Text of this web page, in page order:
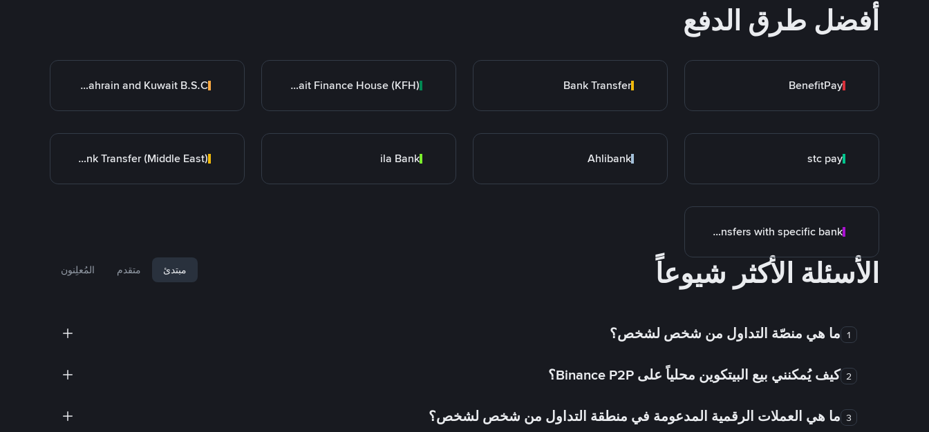
أفضل طرق الدفع
BenefitPay
Bank Transfer
Kuwait Finance House (KFH)
Bank of Bahrain and Kuwait B.S.C.
stc pay
Ahlibank
ila Bank
Bank Transfer (Middle East)
Transfers with specific bank
الأسئلة الأكثر شيوعاً مبتدئ متقدم المُعلِنون
1 ما هي منصّة التداول من شخص لشخص؟
2 كيف يُمكنني بيع البيتكوين محلياً على Binance P2P؟
3 ما هي العملات الرقمية المدعومة في منطقة التداول من شخص لشخص؟